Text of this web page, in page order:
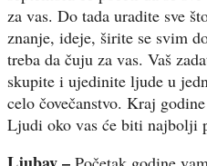
za vas. Do tada uradite sve
znanje, ideje, širite se svim
treba da čuju za vas. Vaš
skupite i ujedinite ljude u
celo čovečanstvo. Kraj
Ljudi oko vas će biti najbolji